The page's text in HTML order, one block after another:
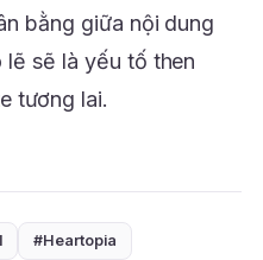
bằng giữa nội dung
sẽ là yếu tố then
tương lai.
#Heartopia